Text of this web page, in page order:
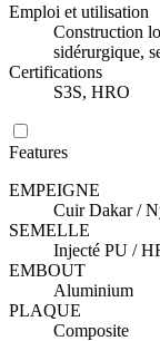
Emploi et utilisation
Construction
sidérurgique,
Certifications
S3S, HRO
Features
EMPEIGNE
Cuir Dakar /
SEMELLE
Injecté PU /
EMBOUT
Aluminium
PLAQUE
Composite